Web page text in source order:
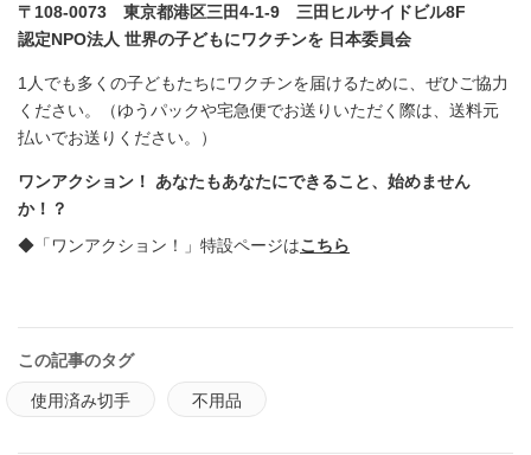
〒108-0073 東京都港区三田4-1-9 三田ヒルサイドビル8F
認定NPO法人 世界の子どもにワクチンを 日本委員会
1人でも多くの子どもたちにワクチンを届けるために、ぜひご協力
ください。（ゆうパックや宅急便でお送りいただく際は、送料元
払いでお送りください。）
ワンアクション！ あなたもあなたにできること、始めません
か！？
◆「ワンアクション！」特設ページはこちら
この記事のタグ
使用済み切手 不用品